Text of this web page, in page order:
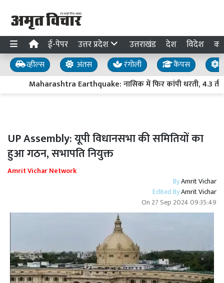
ई-पेपर उत्तर प्रदेश उत्तराखंड देश विदेश
व्हील्स अंतस रंगोली कैंपस
Maharashtra Earthquake: नासिक में फिर कांपी धरती, 4.3
UP Assembly: यूपी विधानसभा की समितियों का
हुआ गठन, सभापति नियुक्त
Amrit Vichar Network
ByAmrit Vichar
Edited ByAmrit Vichar
On 27 Sep 2024 09:35:49